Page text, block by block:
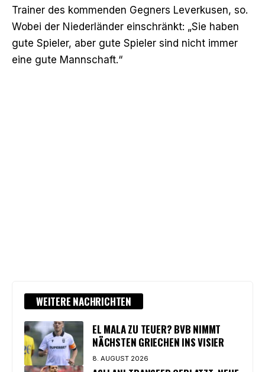
Trainer des kommenden Gegners Leverkusen, so.
Wobei der Niederländer einschränkt: „Sie haben
gute Spieler, aber gute Spieler sind nicht immer
eine gute Mannschaft.“
WEITERE NACHRICHTEN
EL MALA ZU TEUER? BVB NIMMT
NÄCHSTEN GRIECHEN INS VISIER
8. AUGUST 2026